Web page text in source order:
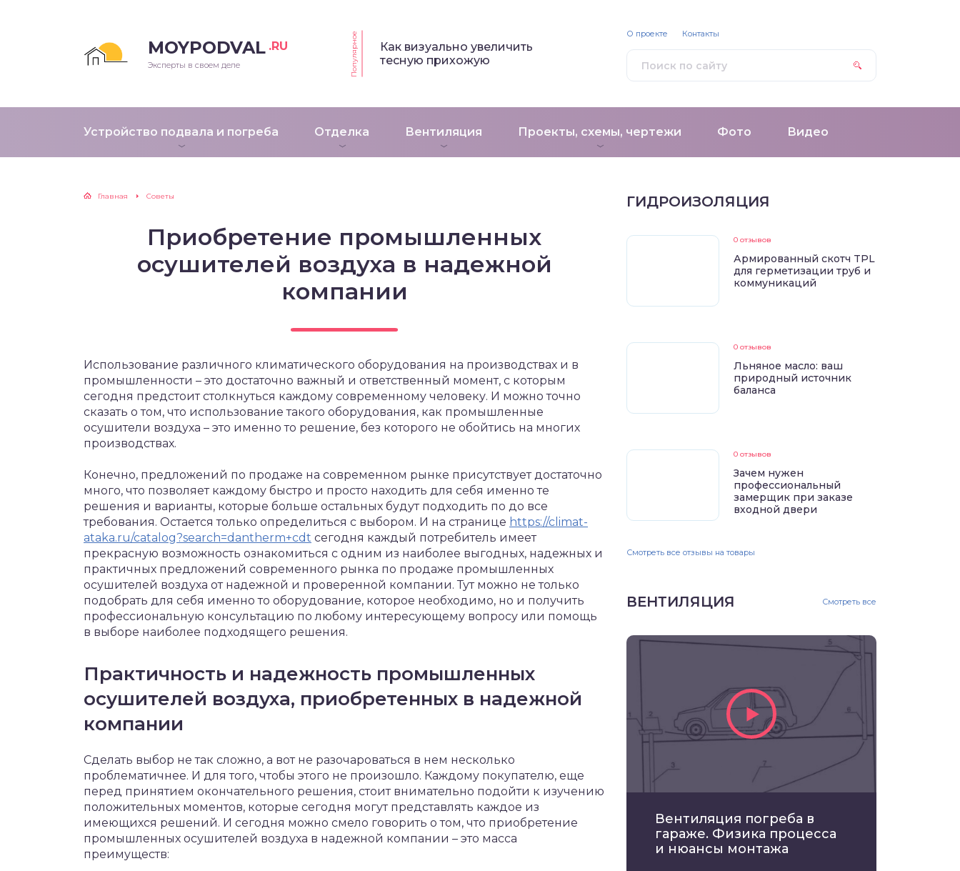
MOYPODVAL .RU
Эксперты в своем деле Популярное
Как визуально увеличить
тесную прихожую
Устройство подвала и погреба Отделка Вентиляция Проекты, схемы, чертежи Фото Видео
О проекте Контакты
Главная Советы
Приобретение промышленных
осушителей воздуха в надежной
компании
Использование различного климатического оборудования на производствах и в
промышленности – это достаточно важный и ответственный момент, с которым
сегодня предстоит столкнуться каждому современному человеку. И можно точно
сказать о том, что использование такого оборудования, как промышленные
осушители воздуха – это именно то решение, без которого не обойтись на многих
производствах.
Конечно, предложений по продаже на современном рынке присутствует достаточно
много, что позволяет каждому быстро и просто находить для себя именно те
решения и варианты, которые больше остальных будут подходить по до все
требования. Остается только определиться с выбором. И на странице https://climat-
ataka.ru/catalog?search=dantherm+cdt сегодня каждый потребитель имеет
прекрасную возможность ознакомиться с одним из наиболее выгодных, надежных и
практичных предложений современного рынка по продаже промышленных
осушителей воздуха от надежной и проверенной компании. Тут можно не только
подобрать для себя именно то оборудование, которое необходимо, но и получить
профессиональную консультацию по любому интересующему вопросу или помощь
в выборе наиболее подходящего решения.
Практичность и надежность промышленных
осушителей воздуха, приобретенных в надежной
компании
Сделать выбор не так сложно, а вот не разочароваться в нем несколько
проблематичнее. И для того, чтобы этого не произошло. Каждому покупателю, еще
перед принятием окончательного решения, стоит внимательно подойти к изучению
положительных моментов, которые сегодня могут представлять каждое из
имеющихся решений. И сегодня можно смело говорить о том, что приобретение
промышленных осушителей воздуха в надежной компании – это масса
преимуществ:
ГИДРОИЗОЛЯЦИЯ
0 отзывов
Армированный скотч TPL
для герметизации труб и
коммуникаций
0 отзывов
Льняное масло: ваш
природный источник
баланса
0 отзывов
Зачем нужен
профессиональный
замерщик при заказе
входной двери
Смотреть все отзывы на товары
ВЕНТИЛЯЦИЯ Смотреть все
Вентиляция погреба в
гараже. Физика процесса
и нюансы монтажа